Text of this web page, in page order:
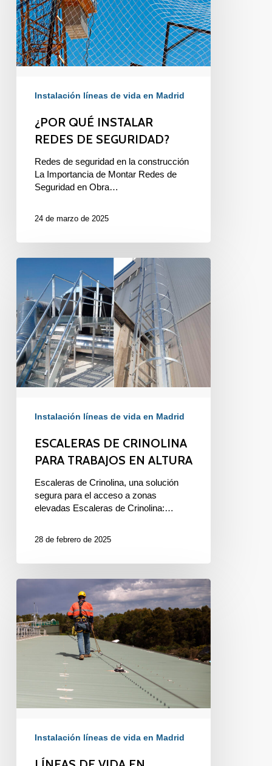
SEGURIDAD?
Instalación líneas de vida en Madrid
¿POR QUÉ INSTALAR
REDES DE SEGURIDAD?
Redes de seguridad en la construcción
La Importancia de Montar Redes de
Seguridad en Obra…
24 de marzo de 2025
ESCALERAS
CRINOLINA
PARA
TRABAJOS
EN
ALTURA
Instalación líneas de vida en Madrid
ESCALERAS DE CRINOLINA
PARA TRABAJOS EN ALTURA
Escaleras de Crinolina, una solución
segura para el acceso a zonas
elevadas Escaleras de Crinolina:…
28 de febrero de 2025
LÍNEAS
VIDA
EN
TRABAJOS
TRABAJOS
Instalación líneas de vida en Madrid